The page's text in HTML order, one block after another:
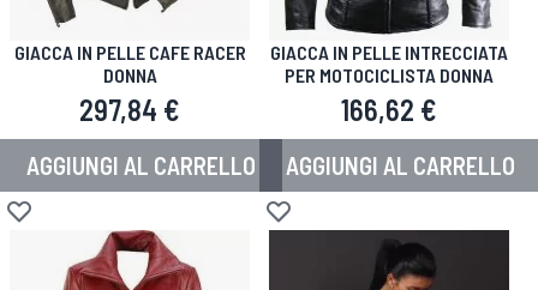
GIACCA IN PELLE CAFE RACER
DONNA
297,84 €
AGGIUNGI AL CARRELLO
Aggiungi alla lista desideri
GIACCA IN PELLE INTRECCIATA
PER MOTOCICLISTA DONNA
166,62 €
AGGIUNGI AL CARRELLO
Aggiungi alla lista desideri